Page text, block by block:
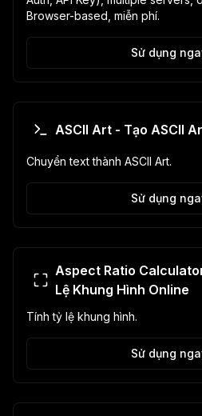
Browser-based, miễn phí.
Sử dụng
ASCII Art - Tạo ASCII
Chuyển text thành ASCII Art.
Sử dụng
Aspect Ratio
Lệ Khung Hình Online
Tính tỷ lệ khung hình.
Sử dụng